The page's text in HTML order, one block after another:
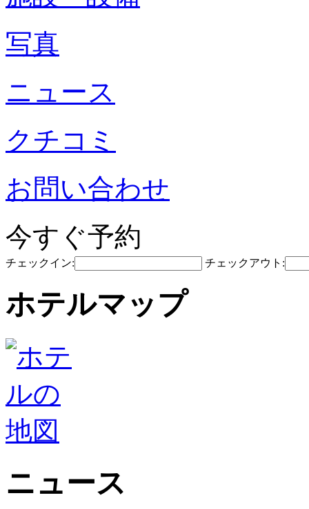
写真
ニュース
クチコミ
お問い合わせ
今すぐ予約
チェックイン: チェックアウト:
ホテルマップ
ニュース